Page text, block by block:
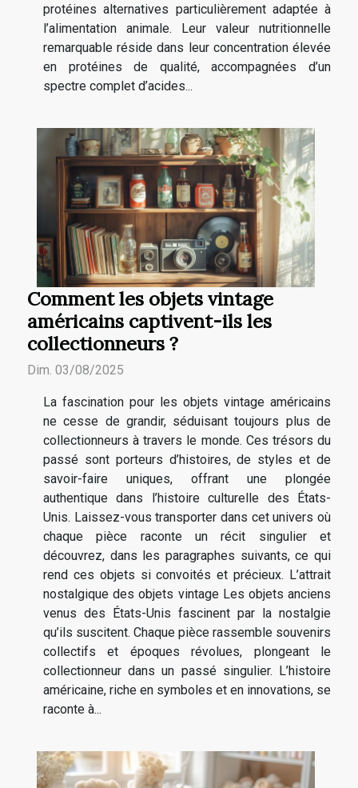
protéines alternatives particulièrement adaptée à
l’alimentation animale. Leur valeur nutritionnelle
remarquable réside dans leur concentration élevée
en protéines de qualité, accompagnées d’un
spectre complet d’acides...
Comment les objets vintage
américains captivent-ils les
collectionneurs ?
Dim. 03/08/2025
La fascination pour les objets vintage américains
ne cesse de grandir, séduisant toujours plus de
collectionneurs à travers le monde. Ces trésors du
passé sont porteurs d’histoires, de styles et de
savoir-faire uniques, offrant une plongée
authentique dans l’histoire culturelle des États-
Unis. Laissez-vous transporter dans cet univers où
chaque pièce raconte un récit singulier et
découvrez, dans les paragraphes suivants, ce qui
rend ces objets si convoités et précieux. L’attrait
nostalgique des objets vintage Les objets anciens
venus des États-Unis fascinent par la nostalgie
qu’ils suscitent. Chaque pièce rassemble souvenirs
collectifs et époques révolues, plongeant le
collectionneur dans un passé singulier. L’histoire
américaine, riche en symboles et en innovations, se
raconte à...